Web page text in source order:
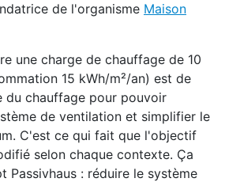
de l'organisme Maison
une charge de chauffage de 10
15 kWh/m²/an) est de
du chauffage pour pouvoir
de ventilation et simplifier le
C'est ce qui fait que l'objectif
selon chaque contexte. Ça
Passivhaus : réduire le système